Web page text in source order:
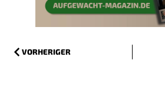
VORHERIGER